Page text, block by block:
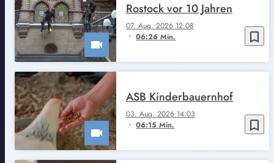
bookmark_border
07. Aug. 2026 12:08
06:26 Min.
Rostock vor 10 Jahren
bookmark_border
03. Aug. 2026 14:03
06:15 Min.
ASB Kinderbauernhof